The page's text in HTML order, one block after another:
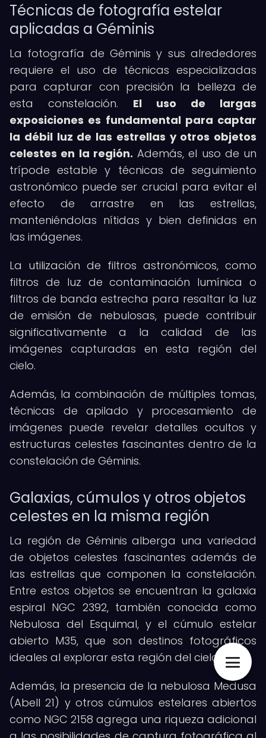
Técnicas de fotografía estelar
aplicadas a Géminis
La fotografía de Géminis y sus alrededores
requiere el uso de técnicas especializadas
para capturar con precisión la belleza de
esta constelación. El uso de largas
exposiciones es fundamental para captar
la débil luz de las estrellas y otros objetos
celestes en la región. Además, el uso de un
trípode estable y técnicas de seguimiento
astronómico puede ser crucial para evitar el
efecto de arrastre en las estrellas,
manteniéndolas nítidas y bien definidas en
las imágenes.
La utilización de filtros astronómicos, como
filtros de luz de contaminación lumínica o
filtros de banda estrecha para resaltar la luz
de emisión de nebulosas, puede contribuir
significativamente a la calidad de las
imágenes capturadas en esta región del
cielo.
Además, la combinación de múltiples tomas,
técnicas de apilado y procesamiento de
imágenes puede revelar detalles ocultos y
estructuras celestes fascinantes dentro de la
constelación de Géminis.
Galaxias, cúmulos y otros objetos
celestes en la misma región
La región de Géminis alberga una variedad
de objetos celestes fascinantes además de
las estrellas que componen la constelación.
Entre estos objetos se encuentran la galaxia
espiral NGC 2392, también conocida como
Nebulosa del Esquimal, y el cúmulo estelar
abierto M35, que son destinos fotográficos
ideales al explorar esta región del cielo.
Además, la presencia de la nebulosa Medusa
(Abell 21) y otros cúmulos estelares abiertos
como NGC 2158 agrega una riqueza adicional